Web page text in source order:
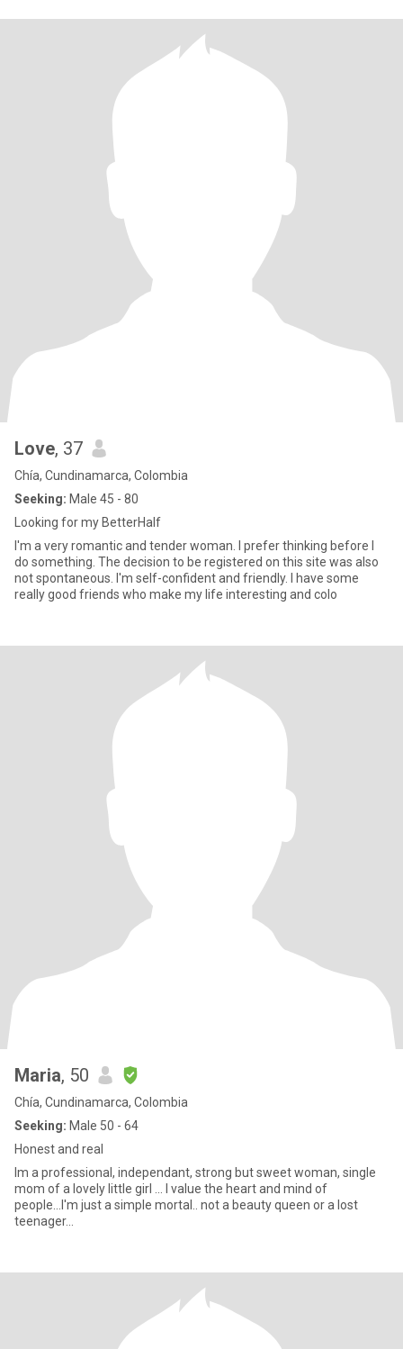
Love, 37
Chía, Cundinamarca, Colombia
Seeking: Male 45 - 80
Looking for my BetterHalf
I'm a very romantic and tender woman. I prefer thinking before I
do something. The decision to be registered on this site was also
not spontaneous. I'm self-confident and friendly. I have some
really good friends who make my life interesting and colo
Maria, 50
Chía, Cundinamarca, Colombia
Seeking: Male 50 - 64
Honest and real
Im a professional, independant, strong but sweet woman, single
mom of a lovely little girl ... I value the heart and mind of
people...I'm just a simple mortal.. not a beauty queen or a lost
teenager...